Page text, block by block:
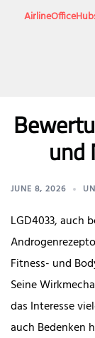
und
JUNE 8, 2026
LGD4033, auch
Fitness- und
Seine
das Interesse
auch Bedenken